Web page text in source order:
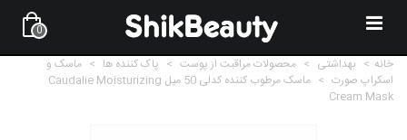
0
خانه > بهداشتی > محصولات مراقبت از پوست > پاک کننده ها > ماسک و
اسکراپ صورت >
ماسک مرطوب کننده کدلی 50 میل Caudalie Moisturizing
Cream Mask